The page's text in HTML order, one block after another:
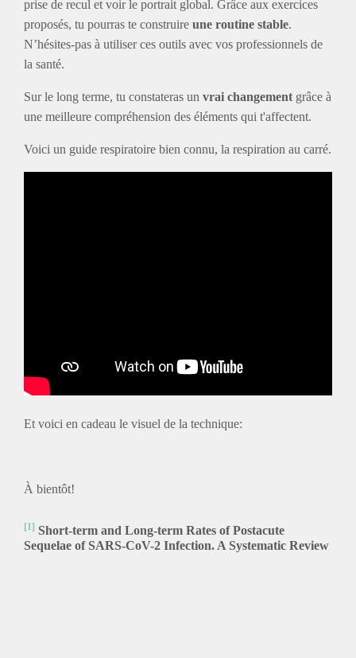
prise de recul et voir le portrait global. Grâce aux exercices
proposés, tu pourras te construire une routine stable.
N’hésites-pas à utiliser ces outils avec vos professionnels de
la santé.
Sur le long terme, tu constateras un vrai changement grâce à
une meilleure compréhension des éléments qui t'affectent.
Voici un guide respiratoire bien connu, la respiration au carré.
Et voici en cadeau le visuel de la technique:
À bientôt!
[1] Short-term and Long-term Rates of Postacute
Sequelae of SARS-CoV-2 Infection. A Systematic Review